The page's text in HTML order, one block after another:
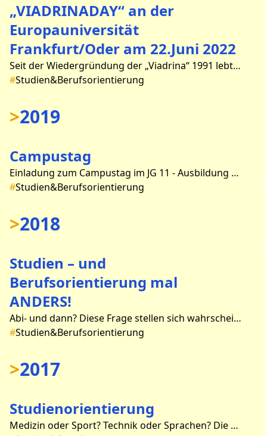
„VIADRINADAY“ an der
Europauniversität
Frankfurt/Oder am 22.Juni 2022
Seit der Wiedergründung der „Viadrina“ 1991 lebt diese von großer Internationalität.Hier studieren Kommilitonen aus ca. 100 Ländern.Eine internationale Perspektive auf Kultur, Recht
#Studien&Berufsorientierung
>2019
Campustag
Einladung zum Campustag im JG 11 - Ausbildung oder Studium??? Die Entscheidung für ein Studienfach oder Ausbildungsplatz ist für viele Abiturienten die schwierigste, die sie b
#Studien&Berufsorientierung
>2018
Studien – und
Berufsorientierung mal
ANDERS!
Abi- und dann? Diese Frage stellen sich wahrscheinlich alle Schüler der 11. Klassen. Nach einer ausführlichen Vorbereitung im Unterricht der Seminarkurse machten wir uns am Fre
#Studien&Berufsorientierung
>2017
Studienorientierung
Medizin oder Sport? Technik oder Sprachen? Die Entscheidung für ein Studienfach oder Ausbildungsplatz ist für viele Abiturienten die schwierigste, die sie bisher in ihrem Leben tre